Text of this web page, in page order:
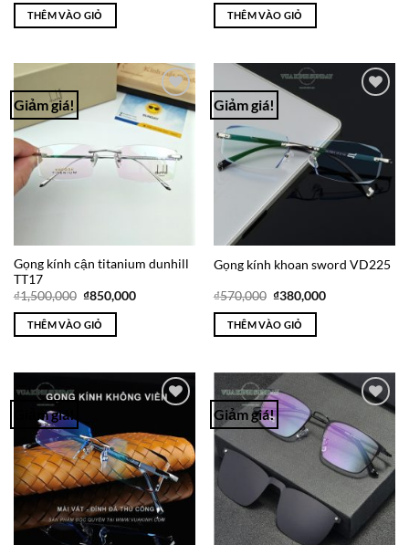
là:
₫1,575,000.
THÊM VÀO GIỎ
là:
₫1,800,000.
THÊM VÀO GIỎ
Giảm giá!
Add to
Wishlist
Gọng kính cận titanium dunhill
TT17
₫1,500,000 Giá
là:
₫1,500,000.
₫850,000Giá
THÊM VÀO GIỎ
Giảm giá!
Gọng kính khoan sword VD225
₫570,000 Giá
là:
₫570,000.
₫380,000Giá
THÊM VÀO GIỎ
Giảm giá!
Wishlist
Giảm giá!
Wishlist